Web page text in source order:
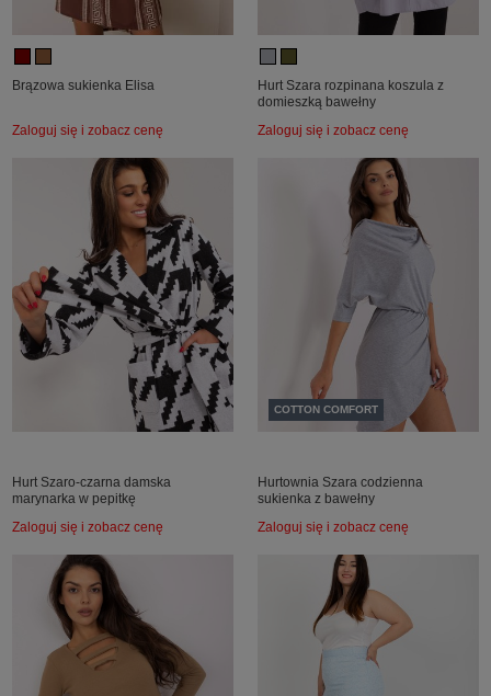
Brązowa sukienka Elisa
Zaloguj się i zobacz cenę
Hurt Szara rozpinana koszula z
domieszką bawełny
Zaloguj się i zobacz cenę
Hurt Szaro-czarna damska
marynarka w pepitkę
Zaloguj się i zobacz cenę
COTTON COMFORT
Hurtownia Szara codzienna
sukienka z bawełny
Zaloguj się i zobacz cenę